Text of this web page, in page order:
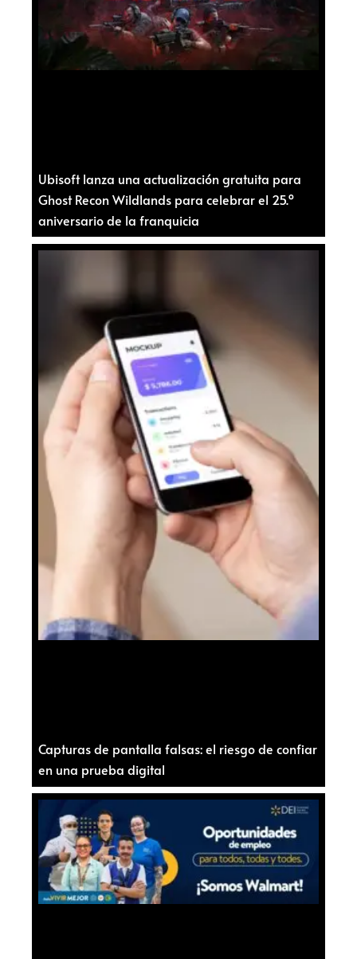
Ubisoft lanza una actualización gratuita para
Ghost Recon Wildlands para celebrar el 25.º
aniversario de la franquicia
Capturas de pantalla falsas: el riesgo de confiar
en una prueba digital